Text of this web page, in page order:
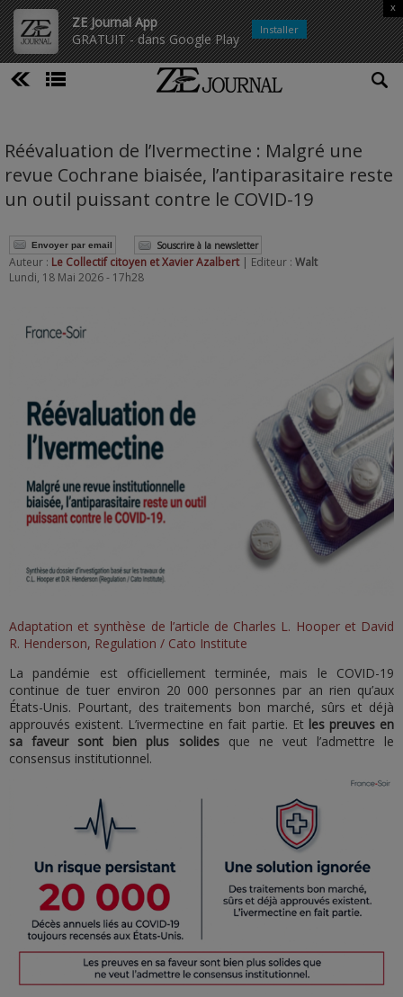
ZE Journal App
GRATUIT - dans Google Play
x
Installer
Réévaluation de l’Ivermectine : Malgré une
revue Cochrane biaisée, l’antiparasitaire reste
un outil puissant contre le COVID-19
Envoyer par email Souscrire à la newsletter
Auteur : Le Collectif citoyen et Xavier Azalbert | Editeur : Walt
Lundi, 18 Mai 2026 - 17h28
Adaptation et synthèse de l’article de Charles L. Hooper et David
R. Henderson, Regulation / Cato Institute
La pandémie est officiellement terminée, mais le COVID-19
continue de tuer environ 20 000 personnes par an rien qu’aux
États-Unis. Pourtant, des traitements bon marché, sûrs et déjà
approuvés existent. L’ivermectine en fait partie. Et les preuves en
sa faveur sont bien plus solidesque ne veut l’admettre le
consensus institutionnel.